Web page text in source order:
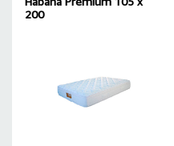
200